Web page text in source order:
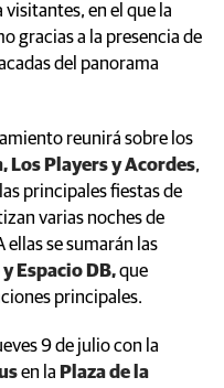
en el que la
gracias a la presencia de
del panorama
reunirá sobre los
Los Players y Acordes,
principales fiestas de
varias noches de
se sumarán las
Espacio DB,que
principales.
9 de julio con la
en la Plaza de la